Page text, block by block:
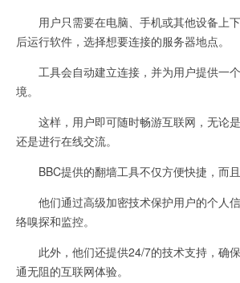
用户只需要在电脑、手机或其他设备上
后运行软件，选择想要连接的服务器地点。
工具会自动建立连接，并为用户提供一
境。
这样，用户即可随时畅游互联网，无论
还是进行在线交流。
BBC提供的翻墙工具不仅方便快捷，而且
他们通过高级加密技术保护用户的个人
络嗅探和监控。
此外，他们还提供24/7的技术支持，确
通无阻的互联网体验。